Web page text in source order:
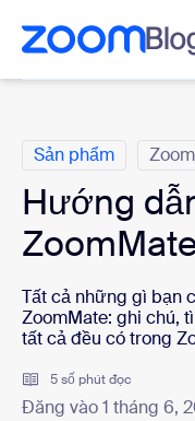
đến nội dung chính
trò chuyện trợ giúp
Sản phẩm
Hướng
Tất cả những gì bạn
ZoomMate: ghi chú,
tất cả đều có trong
5 số phút đọc
Đăng vào 1 tháng 6,